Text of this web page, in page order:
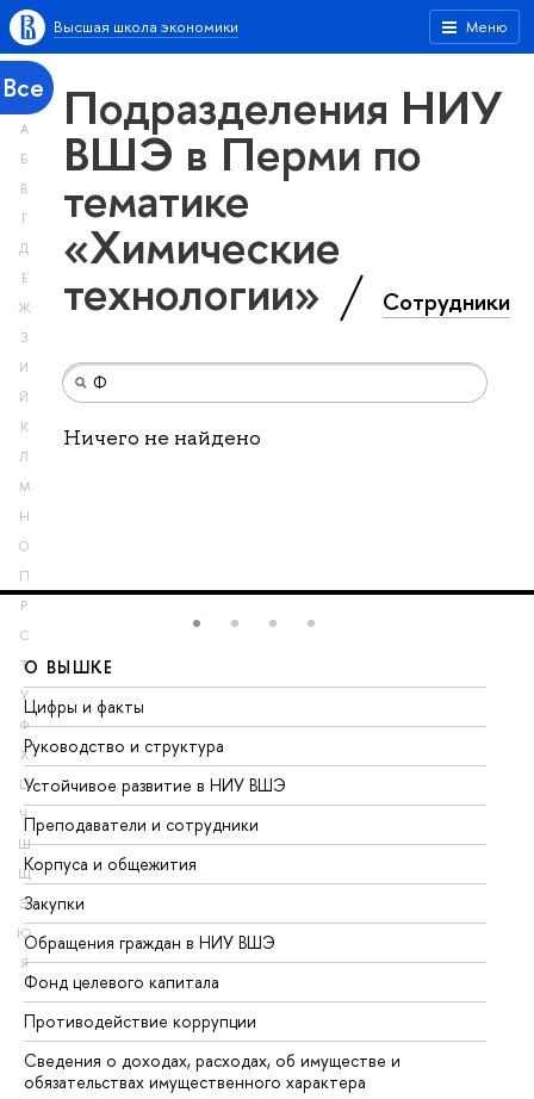
Меню
Высшая школа экономики
Все
А
Б
В
Г
Д
Е
Ж
З
И
Й
К
Л
М
Н
О
П
Р
С
Т
У
Ф
Х
Ц
Ч
Ш
Щ
Э
Ю
Я
Подразделения НИУ
ВШЭ в Перми по
тематике
«Химические
технологии» Сотрудники
Ничего не найдено
О ВЫШКЕ
Цифры и факты
Руководство и структура
Устойчивое развитие в НИУ ВШЭ
Преподаватели и сотрудники
Корпуса и общежития
Закупки
Обращения граждан в НИУ ВШЭ
Фонд целевого капитала
Противодействие коррупции
Сведения о доходах, расходах, об имуществе и
обязательствах имущественного характера